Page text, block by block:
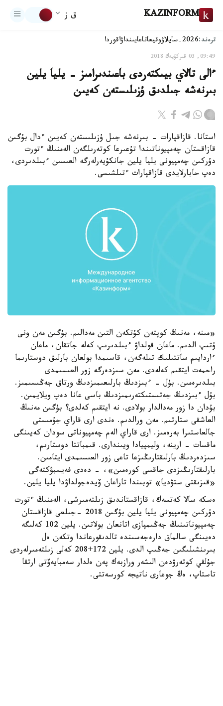
KAZINFORM ق ز
ترەند:2026-سايلاۋ وقيعاتاعايىنداۋاقوردا
09:49, 03 قىركۇيەك 2018
ءالى تالاي بيىكتەردى باعىندىرامىز - يليا يلين
بىرنەشە جىلدىق ۇزىلىستەن كەيىن
استانا. قازاقپارات - بىرنەشە جىل ۇزىلىستەن كەيىن ءدال بۇگىن
قازاقستان چەمپيوناتىندا تۇعىرعا كوتەرىلگەن الەمنىڭ ءتورت
دۇركىن چەمپيونى يليا يلين جانكۇيەرلەرگە العىسىن ءبىلدىردى،
دەپ حابارلايدى قازاقپارات ءتىلشىسى.
«مىنە، مەنىڭ كوپتەن كۇتكەن التىن مەدالىم. بۇگىن مەن ونى
ۇتىپ الدىم. ماعان قولداۋ ءبىلدىرىپ كەلە جاتقان، ماعان
ءاردايىم ساتتىلىك تىلەگەن، قاسىمدا بولعان بارلىق دوستارىما
راحمەت ايتقىم كەلەدى. مەن سىزدەرگە زور العىسىمدى
بىلدىرەمىن. بۇل - ءبىزدىڭ بارلىعىمىزدىڭ ورتاق جەڭىسىمىز.
بۇل ءبىزدىڭ جەتىستىكتەرىمىزدىڭ باسى عانا دەپ ويلايمىن.
بۇدان دا زور مەدالدار بولادى. نە ايتقىم كەلدى؟ بۇگىن مەنىڭ
العاشقى ستارتىم. مەن ورالدىم. ەندى ارى قاراي جۇمىستى
جالعاستىرا بەرەمىز. ارى قاراي الەم چەمپيوناتى سودان كەيىنگى
ماقسات - ارينە، وليمپيادا ويىندارى. قىمباتتا دوستارىم،
سىزدەردىڭ بارلىقتارىڭىزعا تاعى زور العىسىمدى ايتامىن.
بارلىقتارىڭىزدى جاقسى كورەمىن»، - دەدى فەيسبۋكتەگى
«قىزىقتى ستۋديا» توبىندا تاراعان ۆيدەجولداۋدا يليا يلين.
ەسكە سالا كەتسەك، قازاقستاندىق زىلتەمىرشى، الەمنىڭ ءتورت
دۇركىن چەمپيونى يليا يلين بۇگىن 2018 -جىلعى قازاقستان
چەمپيوناتىنىڭ جەڭىمپازى اتانعان بولاتىن. يلين 102 كەلىگە
دەيىنگى سالماق دارەجەسىندە تالدىقورعاندا وتكەن ەل
بىرىنشىلىگىن جەڭىپ الدى. يلين 172+208 كەلى زىلتەمىرلەردى
جۇلقي كوتەرۋدەن الىشەر ورازبەك پەن ەلدار سەمبايەۆتى ارتقا
تاستاپ، ەڭ جوعارى ناتيجە كورسەتتى.